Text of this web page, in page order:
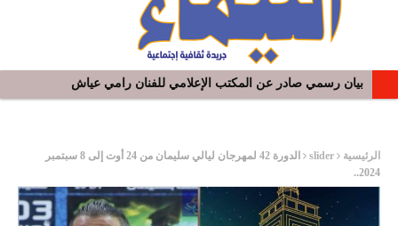
بيان رسمي صادر عن المكتب الإعلامي للفنان رامي عياش
في افتتاح مهرجان بومخلوف الدولي: رؤوف ماهر يتالق و يشد الجمهور
الرئيسية slider
الدورة 42 لمهرجان ليالي سليمان من 24 أوت إلى 8 سبتمبر
2024..